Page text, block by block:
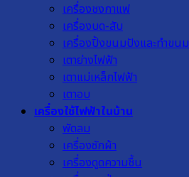
เครื่องชงกาแฟ
เครื่องบด-สับ
เครื่องปิ้งขนมปังและทำขนม
เตาย่างไฟฟ้า
เตาแม่เหล็กไฟฟ้า
เตาอบ
เครื่องใช้ไฟฟ้าในบ้าน
พัดลม
เครื่องซักผ้า
เครื่องดูดความชื้น